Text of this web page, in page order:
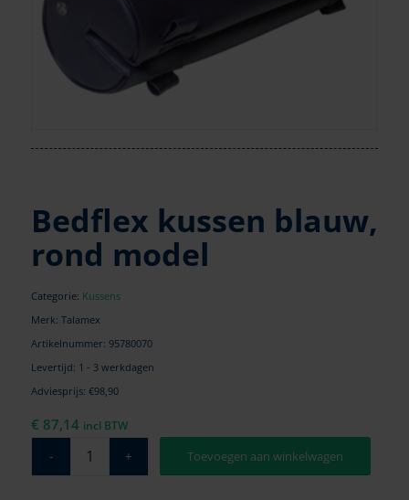
Bedflex kussen blauw,
rond model
Categorie: Kussens
Merk: Talamex
Artikelnummer: 95780070
Levertijd: 1 - 3 werkdagen
Adviesprijs: €98,90
€ 87,14 incl BTW
Toevoegen aan winkelwagen